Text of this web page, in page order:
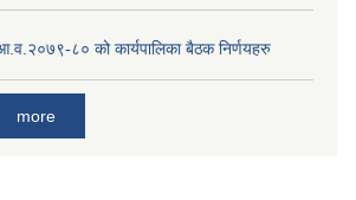
८० को कार्यपालिका बैठक निर्णयहरु
more